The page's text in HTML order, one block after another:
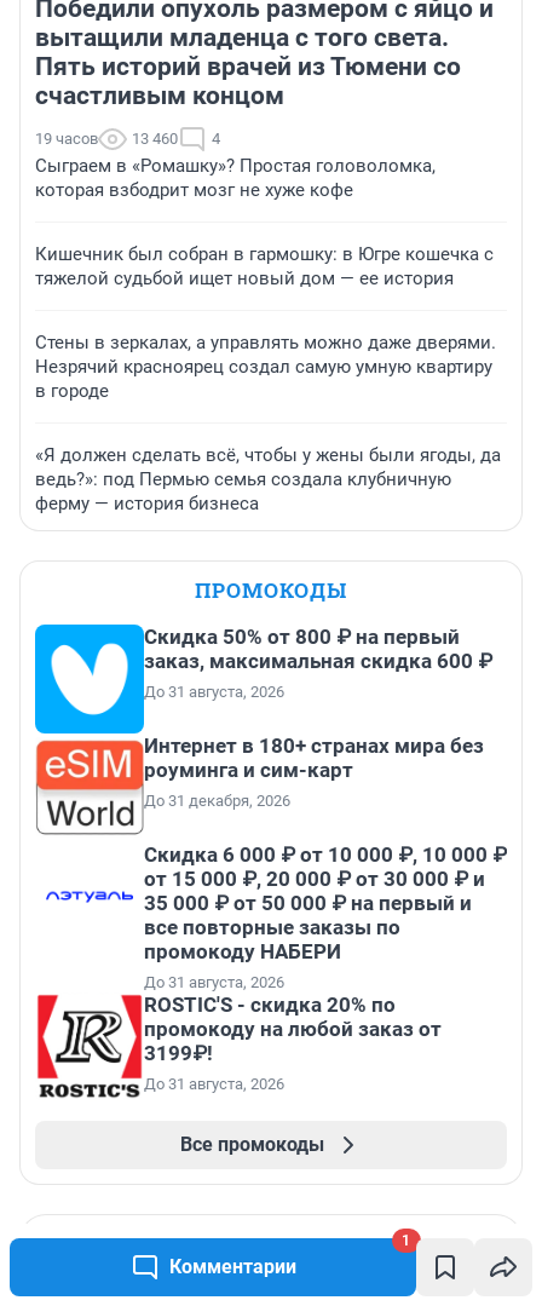
Комментарии
1
Победили опухоль размером с яйцо и
вытащили младенца с того света.
Пять историй врачей из Тюмени со
счастливым концом
19 часов 13 460 4
Сыграем в «Ромашку»? Простая головоломка,
которая взбодрит мозг не хуже кофе
Кишечник был собран в гармошку: в Югре кошечка с
тяжелой судьбой ищет новый дом — ее история
Стены в зеркалах, а управлять можно даже дверями.
Незрячий красноярец создал самую умную квартиру
в городе
«Я должен сделать всё, чтобы у жены были ягоды, да
ведь?»: под Пермью семья создала клубничную
ферму — история бизнеса
ПРОМОКОДЫ
Скидка 50% от 800 ₽ на первый
заказ, максимальная скидка 600 ₽
До 31 августа, 2026
Интернет в 180+ странах мира без
роуминга и сим-карт
До 31 декабря, 2026
Скидка 6 000 ₽ от 10 000 ₽, 10 000 ₽
от 15 000 ₽, 20 000 ₽ от 30 000 ₽ и
35 000 ₽ от 50 000 ₽ на первый и
все повторные заказы по
промокоду НАБЕРИ
До 31 августа, 2026
ROSTIC'S - скидка 20% по
промокоду на любой заказ от
3199₽!
До 31 августа, 2026
Все промокоды